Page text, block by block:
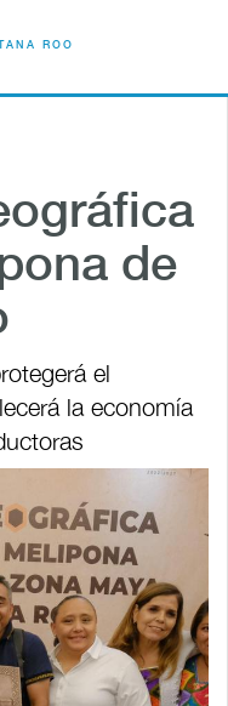
ROO
de
el
la economía